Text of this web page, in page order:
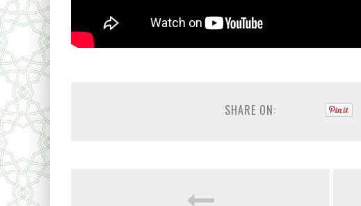
SHARE ON: